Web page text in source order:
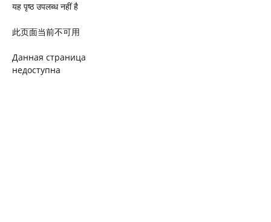
यह पृष्ठ उपलब्ध नहीं है
此页面当前不可用
Данная страница
недоступна